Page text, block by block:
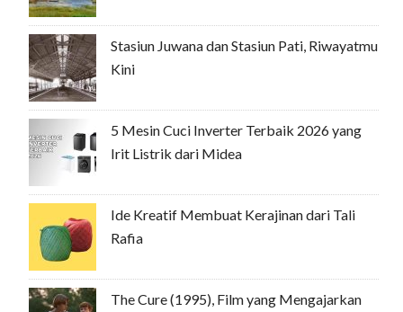
Stasiun Juwana dan Stasiun Pati, Riwayatmu
Kini
5 Mesin Cuci Inverter Terbaik 2026 yang
Irit Listrik dari Midea
Ide Kreatif Membuat Kerajinan dari Tali
Rafia
The Cure (1995), Film yang Mengajarkan